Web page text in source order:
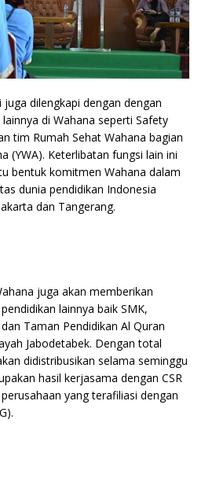
dilengkapi dengan dengan
di Wahana seperti Safety
tim Rumah Sehat Wahana bagian
(YWA). Keterlibatan fungsi lain ini
bentuk komitmen Wahana dalam
dunia pendidikan Indonesia
dan Tangerang.
juga akan memberikan
lainnya baik SMK,
Taman Pendidikan Al Quran
Jabodetabek. Dengan total
didistribusikan selama seminggu
hasil kerjasama dengan CSR
yang terafiliasi dengan